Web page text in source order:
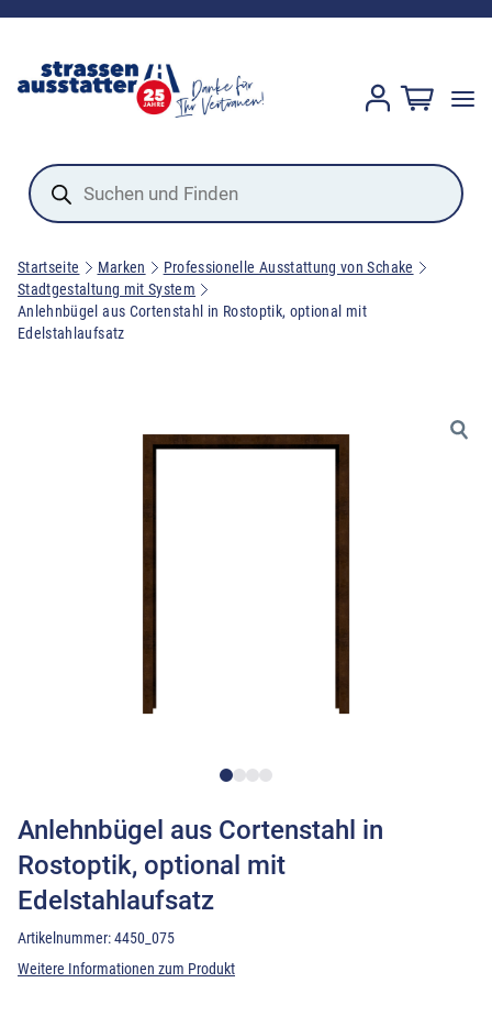
Products
search
Startseite Marken
Professionelle Ausstattung von Schake
Stadtgestaltung mit System
Anlehnbügel aus Cortenstahl in Rostoptik, optional mit
Edelstahlaufsatz
Anlehnbügel aus Cortenstahl in
Rostoptik, optional mit
Edelstahlaufsatz
Artikelnummer:4450_075
Weitere Informationen zum Produkt